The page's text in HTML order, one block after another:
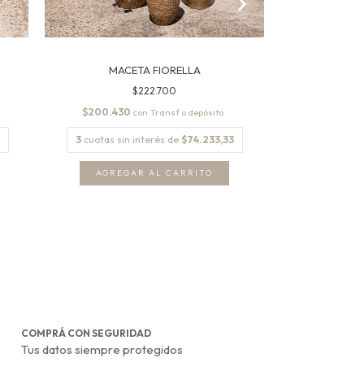
MACETA FIORELLA
$222.700
$200.430 con
3 cuotas sin interés de $74.233,33
AGREGAR AL CARRITO
COMPRÁ CON SEGURIDAD
Tus datos siempre protegidos